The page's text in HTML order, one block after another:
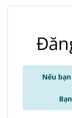
Nếu